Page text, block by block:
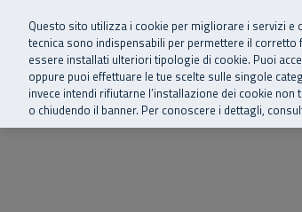
Vai al menu principale
Vai al contenuto principale
Vai al Footer
SuperAbile - il Contact Center Inail per il
Home Chi siamo
Questo sito utilizza i cookie per migliorare i servizi e
tecnica sono indispensabili per permettere il
essere installati ulteriori tipologie di cookie. Puoi
oppure puoi effettuare le tue scelte sulle singole
invece intendi rifiutarne l’installazione dei cookie non
o chiudendo il banner. Per conoscere i dettagli,